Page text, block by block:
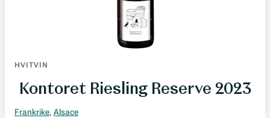
HVITVIN
Kontoret Riesling Reserve 2023
Frankrike, Alsace